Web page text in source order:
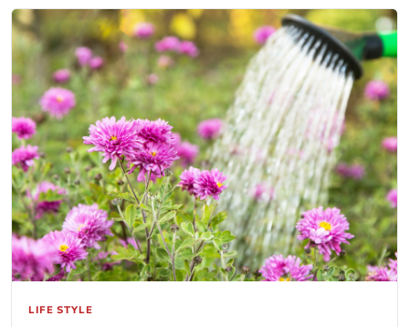
LIFE STYLE